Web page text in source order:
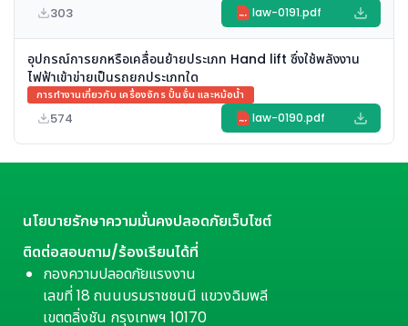
303 PDF law-0191.pdf
อุปกรณ์การยกหรือเคลื่อนย้ายประเภท Hand lift ซึ่งใช้พลังงาน
ไฟฟ้าเข้าข่ายเป็นรถยกประเภทใด
การทำงานเกี่ยวกับ เครื่องจักร ปั้นจั่น และหม้อน้ำ
574 PDF law-0190.pdf
นโยบายรักษาความมั่นคงปลอดภัยเว็บไซต์
ติดต่อสอบถาม/ร้องเรียนได้ที่
กองความปลอดภัยแรงงาน
เลขที่ 18 ถนนบรมราชชนนี แขวงฉิมพลี
เขตตลิ่งชัน กรุงเทพฯ 10170